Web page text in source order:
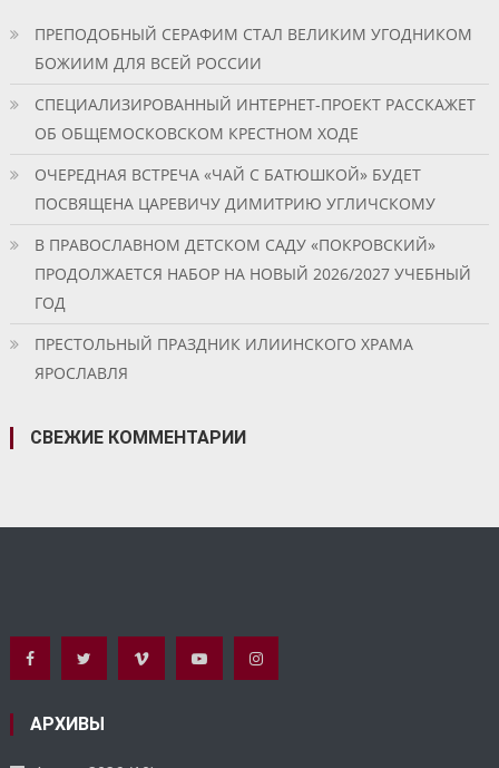
ПРЕПОДОБНЫЙ СЕРАФИМ СТАЛ ВЕЛИКИМ УГОДНИКОМ
БОЖИИМ ДЛЯ ВСЕЙ РОССИИ
СПЕЦИАЛИЗИРОВАННЫЙ ИНТЕРНЕТ-ПРОЕКТ РАССКАЖЕТ
ОБ ОБЩЕМОСКОВСКОМ КРЕСТНОМ ХОДЕ
ОЧЕРЕДНАЯ ВСТРЕЧА «ЧАЙ С БАТЮШКОЙ» БУДЕТ
ПОСВЯЩЕНА ЦАРЕВИЧУ ДИМИТРИЮ УГЛИЧСКОМУ
В ПРАВОСЛАВНОМ ДЕТСКОМ САДУ «ПОКРОВСКИЙ»
ПРОДОЛЖАЕТСЯ НАБОР НА НОВЫЙ 2026/2027 УЧЕБНЫЙ
ГОД
ПРЕСТОЛЬНЫЙ ПРАЗДНИК ИЛИИНСКОГО ХРАМА
ЯРОСЛАВЛЯ
СВЕЖИЕ КОММЕНТАРИИ
АРХИВЫ